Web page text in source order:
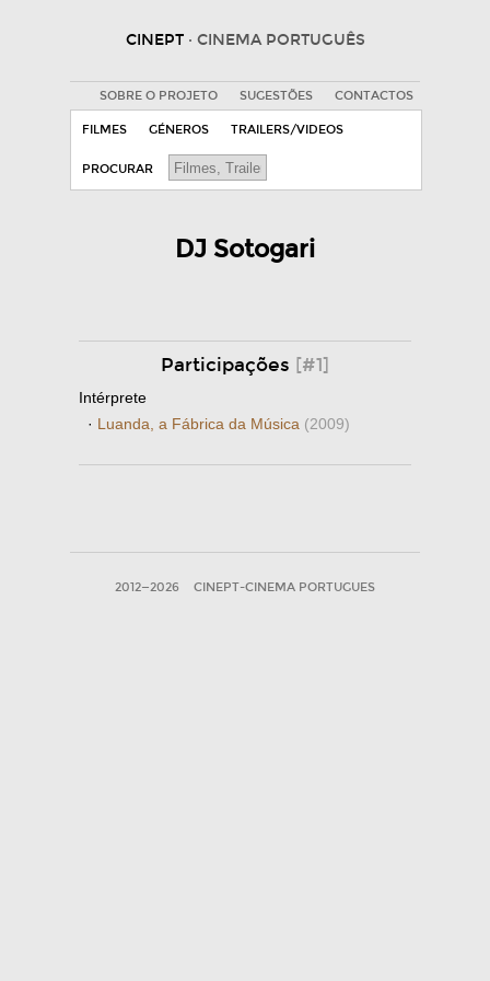
CINEPT · CINEMA PORTUGUÊS
SOBRE O PROJETO SUGESTÕES CONTACTOS
FILMES GÉNEROS TRAILERS/VIDEOS
PROCURAR
DJ Sotogari
Participações [#1]
Intérprete
· Luanda, a Fábrica da Música (2009)
2012—2026 CINEPT-CINEMA PORTUGUES